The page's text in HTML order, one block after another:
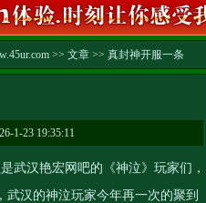
>> 文章 >> 真封神开服一条
1-23 19:35:11
武汉艳宏网吧的《神泣》玩家们，
汉的神泣玩家今年再一次的聚到